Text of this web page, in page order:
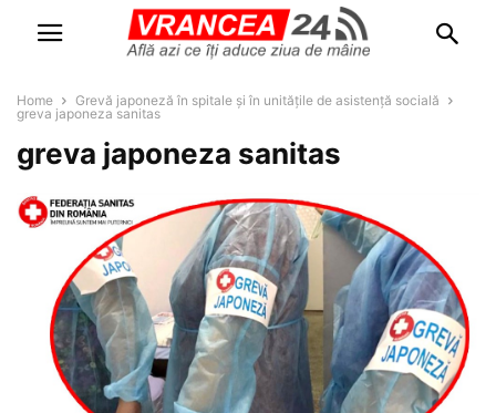
Home
Grevă japoneză în spitale și în unitățile de asistență socială
greva japoneza sanitas
greva japoneza sanitas